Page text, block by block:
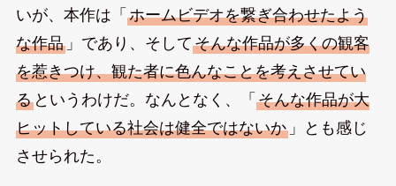
いが、本作は「 ホームビデオを繋ぎ合わせたよう
な作品」であり、そしてそんな作品が多くの観客
を惹きつけ、観た者に色んなことを考えさせてい
るというわけだ。なんとなく、「 そんな作品が大
ヒットしている社会は健全ではないか」とも感じ
させられた。